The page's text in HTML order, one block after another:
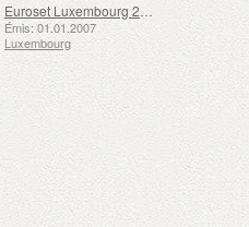
Euroset Luxembourg 2007
Émis: 01.01.2007
Luxembourg